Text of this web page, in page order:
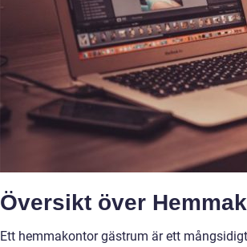
Översikt över
Ett hemmakontor gästrum är ett